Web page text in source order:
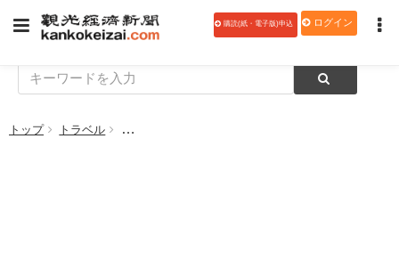
購読(紙・電子版)申込 ログイン
トップ トラベル 阪急交通社の25年度取扱額 14％増の3417億円、海